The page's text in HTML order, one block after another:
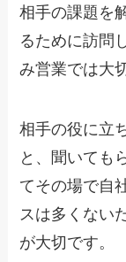
相手の課題を
るために訪問
み営業では大
相手の役に立
と、聞いても
てその場で自
スは多くない
が大切です。